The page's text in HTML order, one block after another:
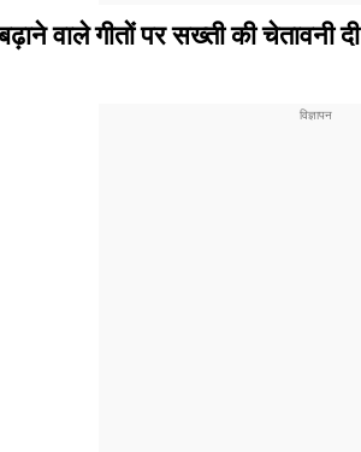
वाले गीतों पर सख्ती की चेतावनी दी